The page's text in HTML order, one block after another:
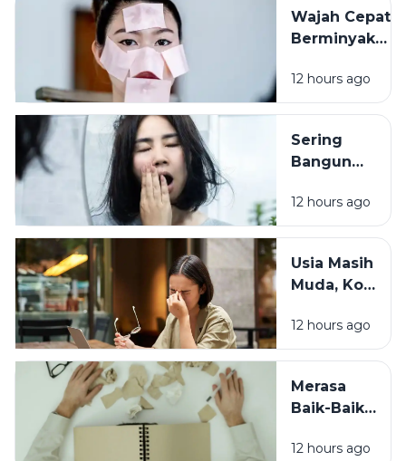
Punya Peran
Wajah Cepat
Berminyak
Karena
Cuaca, Ini
Kemungkinan
Penyebabnya
12 hours ago
Sering
Bangun
Wajah
Kusam?
Periksa 7
Kebiasaan
Tidur Ini
12 hours ago
Usia Masih
Muda, Kok
Cepat
Capek? Ini
yang
Sering
12 hours ago
Merasa
Baik-Baik
Tanda
12 hours ago